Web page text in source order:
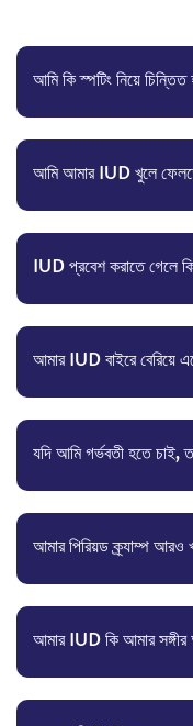
আমি কি স্পটিং নিয়ে
আমি আমার IUD খুলে
IUD প্রবেশ করাতে গেলে
আমার IUD বাইরে বেরিয়ে
যদি আমি গর্ভবতী হতে চাই,
আমার পিরিয়ড ক্র্যাম্প আরও
আমার IUD কি আমার